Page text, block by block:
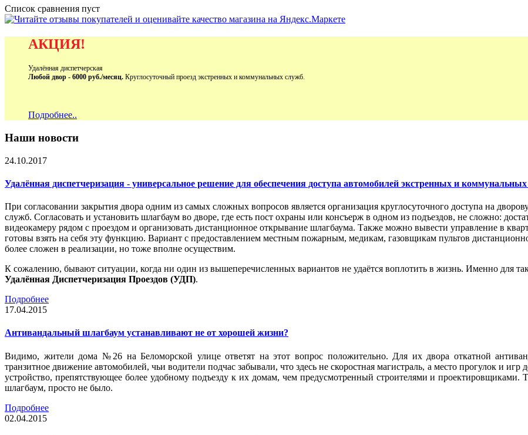
Список сравнения пуст
АКЦИЯ!
Удалённая диспетчерская
Любой двор - 6000 руб./месяц. Круглосуточный проезд экстренных и коммунальных служб.
Подробнее..
Наши новости
24.10.2017
Удалённая диспетчеризация - универсальное решение для обеспечения доступа автомобилей экстренных и
При согласовании закрытия двора одним из самых сложных вопросов является организация круглосуточного доступа на
служб. Согласовать и установить шлагбаум во дворе, где есть пост охраны или консъерж в одном из подъездов, не сложно:
видеокамеру рядом с проездом и организовать дистанционное открывание шлагбаума. Также можно вывести управление в
готовы взять на себя эту функцию. Вариант с предоставлением местным пожарным, медикам, газовщикам пультов
более сложен в реализации, но тоже вполне осуществим.
К сожалению, бывают ситуации, когда ни один из вышеперечисленных вариантов не удаётся воплотить в жизнь. Именно для
Удалённая Диспетчеризация Проездов (УДП).
Подробнее
17.04.2015
Антивандальный шлагбаум устанавливают не от хорошей жизни?
Видимо, жители дома №26 на Беломорской улице ответят на этот вопрос положительно. Для их двора откатной
транзитное движение автомобилей, чьи водители подчас забывали, что здесь не скоростная магистраль, а место прогулок и
устройство, препятствующее более удобному подъезду к их домам, чем предусмотренный строителями и проектировщиками.
шлагбаум, просто не было.
Подробнее
02.04.2015